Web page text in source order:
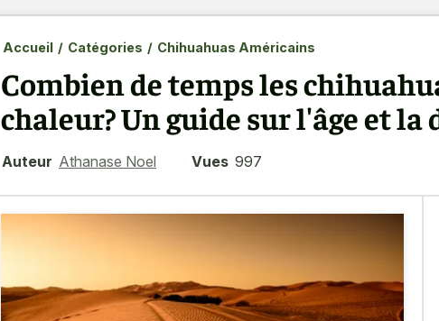
Accueil / Catégories / Chihuahuas Américains
Combien de temps les
chaleur? Un guide sur l'âge et la
Auteur Athanase Noel Vues 997